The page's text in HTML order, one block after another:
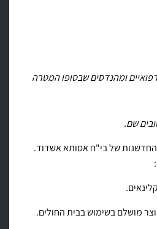
ומהנדסים שבסופו המטרה
שם.
מחלקת החדשנות של בי"ח אסותא אשדוד.
: